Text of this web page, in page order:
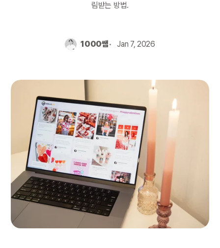
림받는 방법.
1000쌤 Jan 7, 2026